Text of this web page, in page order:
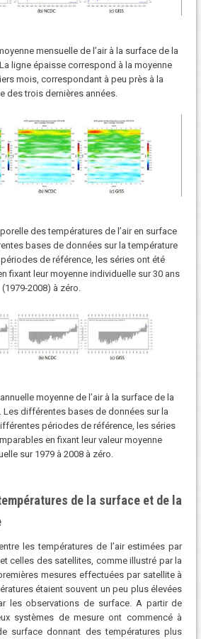
mensuelle de l’air à la surface de la
ligne épaisse correspond à la moyenne
mois, correspondant à peu près à la
des trois dernières années.
des températures de l’air en surface
bases de données sur la température
de référence, les séries ont été
fixant leur moyenne individuelle sur 30 ans
(1979-2008) à zéro.
moyenne de l’air à la surface de la
Les différentes bases de données sur la
périodes de référence, les séries
en fixant leur valeur moyenne
sur 1979 à 2008 à zéro.
de la surface et de la
les températures de l’air estimées par
celles des satellites, comme illustré par la
mesures effectuées par satellite à
étaient souvent un peu plus élevées
les observations de surface. A partir de
systèmes de mesure ont commencé à
surface donnant des températures plus